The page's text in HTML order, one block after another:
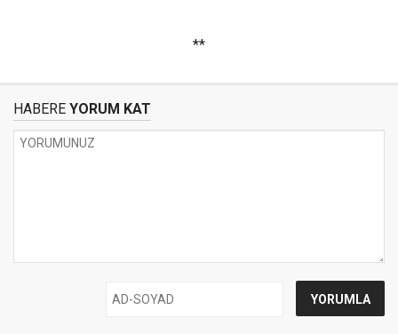
**
HABERE YORUM KAT